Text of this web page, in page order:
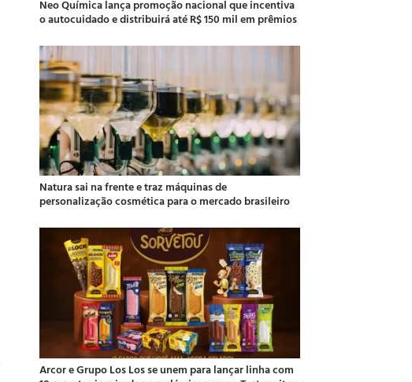
Neo Química lança promoção nacional que incentiva
o autocuidado e distribuirá até R$ 150 mil em prêmios
Natura sai na frente e traz máquinas de
personalização cosmética para o mercado brasileiro
Arcor e Grupo Los Los se unem para lançar linha com